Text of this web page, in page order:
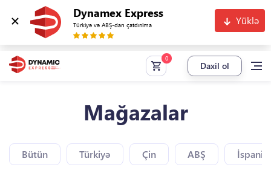
Dynamex Express
Türkiyə və ABŞ-dan çatdırılma Yüklə
Daxil ol
Mağazalar
Bütün Türkiyə Çin ABŞ